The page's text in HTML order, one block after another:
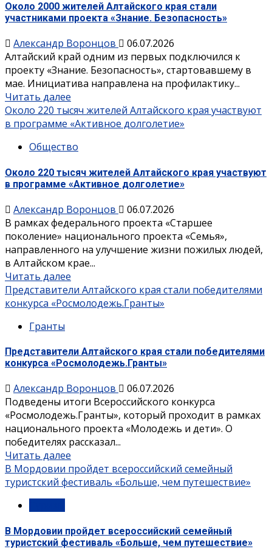
Около 2000 жителей Алтайского края стали
участниками проекта «Знание. Безопасность»
Александр Воронцов
06.07.2026
Алтайский край одним из первых подключился к
проекту «Знание. Безопасность», стартовавшему в
мае. Инициатива направлена на профилактику...
Читать далее
Около 220 тысяч жителей Алтайского края участвуют
в программе «Активное долголетие»
Общество
Около 220 тысяч жителей Алтайского края участвуют
в программе «Активное долголетие»
Александр Воронцов
06.07.2026
В рамках федерального проекта «Старшее
поколение» национального проекта «Семья»,
направленного на улучшение жизни пожилых людей,
в Алтайском крае...
Читать далее
Представители Алтайского края стали победителями
конкурса «Росмолодежь.Гранты»
Гранты
Представители Алтайского края стали победителями
конкурса «Росмолодежь.Гранты»
Александр Воронцов
06.07.2026
Подведены итоги Всероссийского конкурса
«Росмолодежь.Гранты», который проходит в рамках
национального проекта «Молодежь и дети». О
победителях рассказал...
Читать далее
В Мордовии пройдет всероссийский семейный
туристский фестиваль «Больше, чем путешествие»
В Мордовии пройдет всероссийский семейный
туристский фестиваль «Больше, чем путешествие»